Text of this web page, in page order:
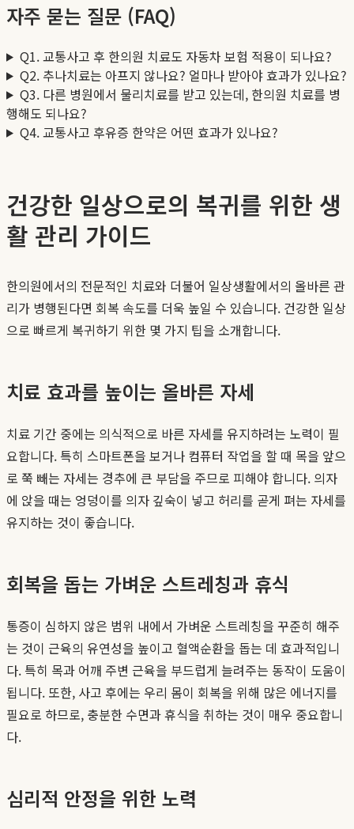
자주 묻는 질문 (FAQ)
Q1. 교통사고 후 한의원 치료도 자동차 보험 적용이 되나요?
Q2. 추나치료는 아프지 않나요? 얼마나 받아야 효과가 있나요?
Q3. 다른 병원에서 물리치료를 받고 있는데, 한의원 치료를 병
행해도 되나요?
Q4. 교통사고 후유증 한약은 어떤 효과가 있나요?
건강한 일상으로의 복귀를 위한 생
활 관리 가이드
한의원에서의 전문적인 치료와 더불어 일상생활에서의 올바른 관
리가 병행된다면 회복 속도를 더욱 높일 수 있습니다. 건강한 일상
으로 빠르게 복귀하기 위한 몇 가지 팁을 소개합니다.
치료 효과를 높이는 올바른 자세
치료 기간 중에는 의식적으로 바른 자세를 유지하려는 노력이 필
요합니다. 특히 스마트폰을 보거나 컴퓨터 작업을 할 때 목을 앞으
로 쭉 빼는 자세는 경추에 큰 부담을 주므로 피해야 합니다. 의자
에 앉을 때는 엉덩이를 의자 깊숙이 넣고 허리를 곧게 펴는 자세를
유지하는 것이 좋습니다.
회복을 돕는 가벼운 스트레칭과 휴식
통증이 심하지 않은 범위 내에서 가벼운 스트레칭을 꾸준히 해주
는 것이 근육의 유연성을 높이고 혈액순환을 돕는 데 효과적입니
다. 특히 목과 어깨 주변 근육을 부드럽게 늘려주는 동작이 도움이
됩니다. 또한, 사고 후에는 우리 몸이 회복을 위해 많은 에너지를
필요로 하므로, 충분한 수면과 휴식을 취하는 것이 매우 중요합니
다.
심리적 안정을 위한 노력